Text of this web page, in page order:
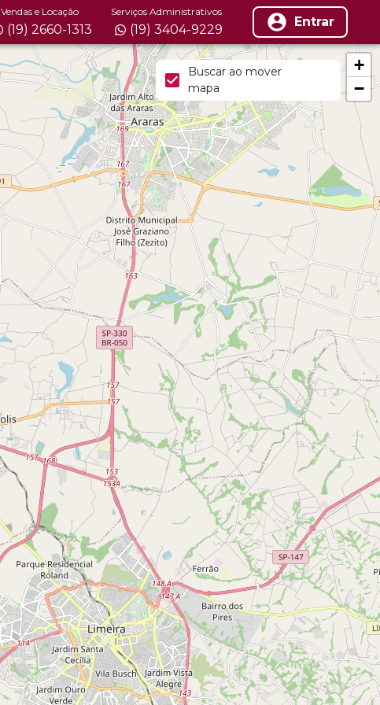
Vendas e Locação
(19) 2660-1313
Serviços Administrativos
(19) 3404-9229 Entrar
+
−
Buscar ao mover
mapa